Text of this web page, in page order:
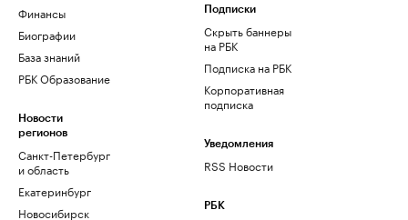
Финансы
Биографии
База знаний
РБК Образование
Новости
регионов
Санкт-Петербург
и область
Екатеринбург
Новосибирск
Подписки
Скрыть баннеры
на РБК
Подписка на РБК
Корпоративная
подписка
Уведомления
RSS Новости
РБК